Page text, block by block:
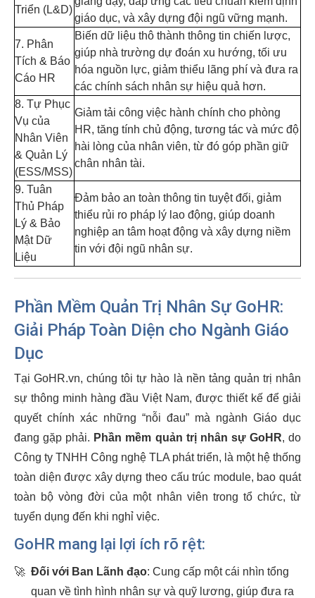
Triển (L&D)
giáo dục, và xây dựng đội ngũ vững mạnh.
7. Phân
Tích & Báo
Cáo HR
Biến dữ liệu thô thành thông tin chiến lược,
giúp nhà trường dự đoán xu hướng, tối ưu
hóa nguồn lực, giảm thiểu lãng phí và đưa ra
các chính sách nhân sự hiệu quả hơn.
8. Tự Phục
Vụ của
Nhân Viên
& Quản Lý
(ESS/MSS)
Giảm tải công việc hành chính cho phòng
HR, tăng tính chủ động, tương tác và mức độ
hài lòng của nhân viên, từ đó góp phần giữ
chân nhân tài.
9. Tuân
Thủ Pháp
Lý & Bảo
Mật Dữ
Liệu
Đảm bảo an toàn thông tin tuyệt đối, giảm
thiểu rủi ro pháp lý lao động, giúp doanh
nghiệp an tâm hoạt động và xây dựng niềm
tin với đội ngũ nhân sự.
Phần Mềm Quản Trị Nhân Sự GoHR:
Giải Pháp Toàn Diện cho Ngành Giáo
Dục
Tại GoHR.vn, chúng tôi tự hào là nền tảng quản trị nhân
sự thông minh hàng đầu Việt Nam, được thiết kế để giải
quyết chính xác những “nỗi đau” mà ngành Giáo dục
đang gặp phải. Phần mềm quản trị nhân sự GoHR, do
Công ty TNHH Công nghệ TLA phát triển, là một hệ thống
toàn diện được xây dựng theo cấu trúc module, bao quát
toàn bộ vòng đời của một nhân viên trong tổ chức, từ
tuyển dụng đến khi nghỉ việc.
GoHR mang lại lợi ích rõ rệt:
🚀 Đối với Ban Lãnh đạo: Cung cấp một cái nhìn tổng
quan về tình hình nhân sự và quỹ lương, giúp đưa ra